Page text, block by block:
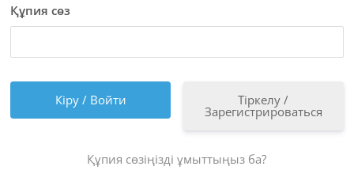
Құпия сөз
Тіркелу /
Зарегистрироваться
Құпия сөзіңізді ұмыттыңыз ба?